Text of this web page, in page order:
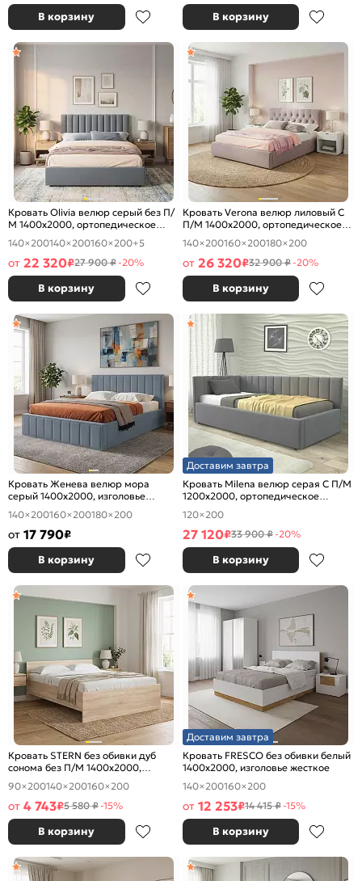
В корзину В корзину
Кровать Olivia велюр серый без П/
М 1400x2000, ортопедическое
основание, изголовье мягкое
140×200140×200160×200+5
от 22 320₽27 900 ₽-20%
В корзину
Кровать Verona велюр лиловый С
П/М 1400x2000, ортопедическое
основание, изголовье мягкое
140×200160×200180×200
от 26 320₽32 900 ₽-20%
В корзину
Кровать Женева велюр мора
серый 1400x2000, изголовье
мягкое
140×200160×200180×200
от 17 790₽
В корзину
Доставим завтра
Кровать Milena велюр серая С П/М
1200x2000, ортопедическое
основание, изголовье мягкое
120×200
27 120₽33 900 ₽-20%
В корзину
Кровать STERN без обивки дуб
сонома без П/М 1400x2000,
изголовье жесткое
90×200140×200160×200
от 4 743₽5 580 ₽-15%
В корзину
Доставим завтра
Кровать FRESCO без обивки белый
1400x2000, изголовье жесткое
140×200160×200
от 12 253₽14 415 ₽-15%
В корзину